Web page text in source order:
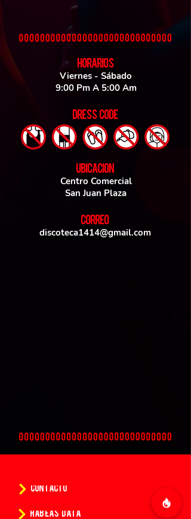
HORARIOS
Viernes - Sábado
9:00 Pm A 5:00 Am
DRESS CODE
UBICACIoN
Centro Comercial
San Juan Plaza
CORREO
discoteca1414@gmail.com
CONTACTO
HABEAS DATA